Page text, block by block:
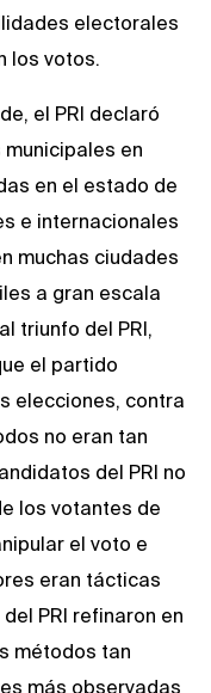
electorales
los votos.
el PRI declaró
en
en el estado de
e internacionales
muchas ciudades
a gran escala
triunfo del PRI,
el partido
elecciones, contra
no eran tan
del PRI no
los votantes de
el voto e
eran tácticas
PRI refinaron en
métodos tan
más observadas